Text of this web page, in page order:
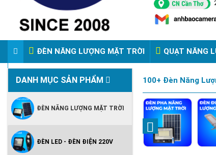
ĐÈN NĂNG LƯỢNG MẶT TRỜI QUẠT NĂNG
VIDEO ĐÈN PHA ĐIỆN 220V
DANH MỤC SẢN PHẨM
ĐÈN NĂNG LƯỢNG MẶT TRỜI
ĐÈN LED - ĐÈN ĐIỆN 220V
100+ Đèn Năng